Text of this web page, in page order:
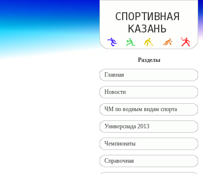
Разделы
Главная
Новости
ЧМ по водным видам спорта
Универсиада 2013
Чемпионаты
Справочная